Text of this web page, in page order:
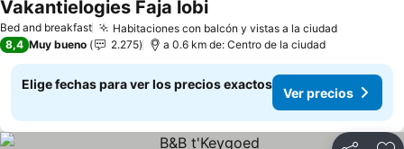
Bed and breakfast Habitaciones con balcón y vistas a la ciudad
Vakantielogies Faja lobi
8,4 Muy bueno 2.275 a 0.6 km de: Centro de la ciudad
Elige fechas para ver los precios exactos
Ver precios